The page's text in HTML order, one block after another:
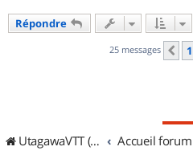
Répondre
25 messages 1
UtagawaVTT (Randos VTT et VTTAE avec traces GPS) Accueil forum